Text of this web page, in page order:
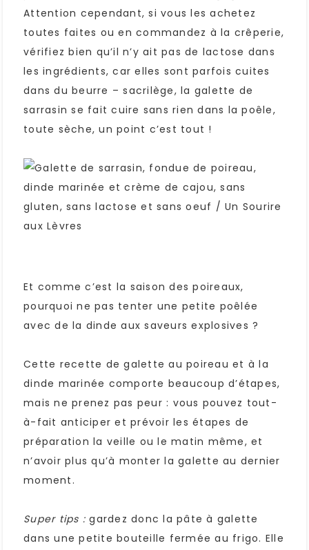
Attention cependant, si vous les achetez
toutes faites ou en commandez à la crêperie,
vérifiez bien qu’il n’y ait pas de lactose dans
les ingrédients, car elles sont parfois cuites
dans du beurre – sacrilège, la galette de
sarrasin se fait cuire sans rien dans la poêle,
toute sèche, un point c’est tout !
Et comme c’est la saison des poireaux,
pourquoi ne pas tenter une petite poêlée
avec de la dinde aux saveurs explosives ?
Cette recette de galette au poireau et à la
dinde marinée comporte beaucoup d’étapes,
mais ne prenez pas peur : vous pouvez tout-
à-fait anticiper et prévoir les étapes de
préparation la veille ou le matin même, et
n’avoir plus qu’à monter la galette au dernier
moment.
Super tips :gardez donc la pâte à galette
dans une petite bouteille fermée au frigo. Elle